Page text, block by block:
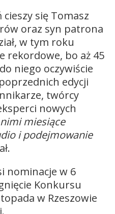
cieszy się Tomasz
oraz syn patrona
w tym roku
rekordowe, bo aż 45
niego oczywiście
edycji
twórcy
nowych
miesiące
i podejmowanie
nominacje w 6
Konkursu
w Rzeszowie